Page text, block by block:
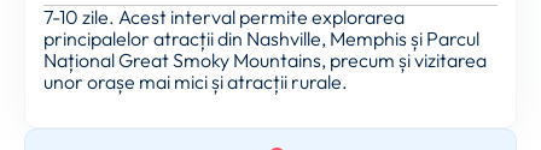
7-10 zile. Acest interval permite explorarea
principalelor atracții din Nashville, Memphis și Parcul
Național Great Smoky Mountains, precum și vizitarea
unor orașe mai mici și atracții rurale.